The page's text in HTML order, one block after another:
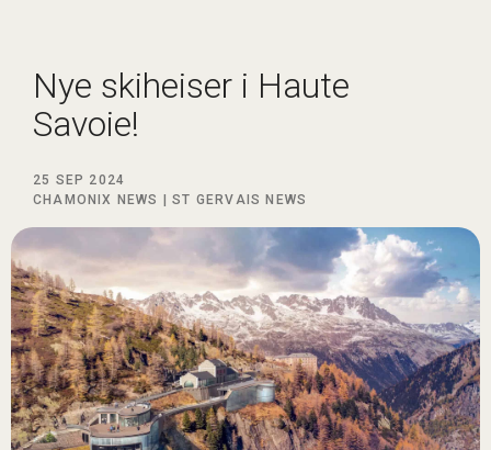
Nye skiheiser i Haute
Savoie!
25 SEP 2024
CHAMONIX NEWS
|ST GERVAIS NEWS